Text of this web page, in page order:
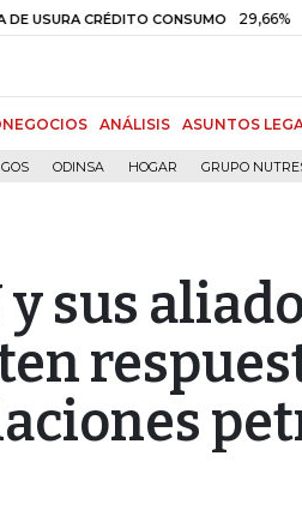
CRÉDITO CONSUMO 29,66% +0,87%
ANÁLISIS ASUNTOS
ODINSA HOGAR GRUPO
y sus